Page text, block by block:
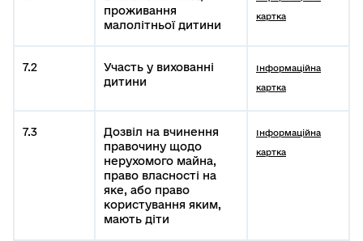
проживання
малолітньої дитини
картка
7.2
Участь у вихованні
дитини
Інформаційна
картка
7.3
Дозвіл на вчинення
правочину щодо
нерухомого майна,
право власності на
яке, або право
користування яким,
мають діти
Інформаційна
картка